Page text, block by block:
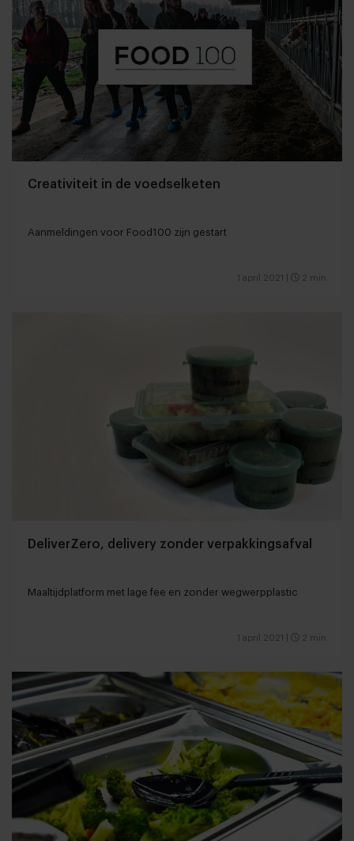
Creativiteit in de voedselketen
Aanmeldingen voor Food100 zijn gestart
1 april 2021 2 min
DeliverZero, delivery zonder verpakkingsafval
Maaltijdplatform met lage fee en zonder wegwerpplastic
1 april 2021 2 min